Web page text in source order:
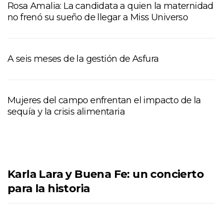
Rosa Amalia: La candidata a quien la maternidad
no frenó su sueño de llegar a Miss Universo
A seis meses de la gestión de Asfura
Mujeres del campo enfrentan el impacto de la
sequía y la crisis alimentaria
Karla Lara y Buena Fe: un concierto
para la historia